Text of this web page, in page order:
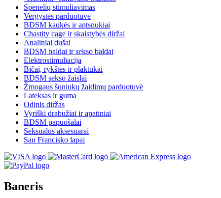
Spenelių stimuliavimas
Vergystės parduotuvė
BDSM kaukės ir antsnukiai
Chastity cage ir skaistybės diržai
Analiniai dušai
BDSM baldai ir sekso baldai
Elektrostimuliacija
Bičai, rykštės ir plaktukai
BDSM sekso žaislai
Žmogaus šuniukų žaidimų parduotuvė
Lateksas ir guma
Odinis diržas
Vyriški drabužiai ir apatiniai
BDSM papuošalai
Seksualūs aksesuarai
San Francisko lapai
Baneris